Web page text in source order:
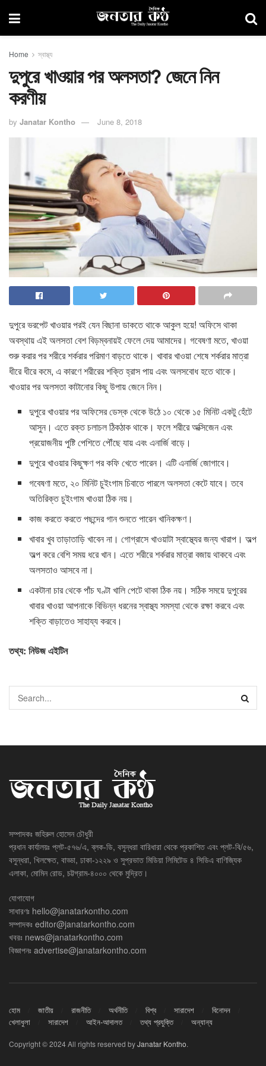
Home স্বাস্থ্য
দুপুরে খাওয়ার পর অলসতা? জেনে নিন
করণীয়
by Janatar Kontho June 8, 2018
দুপুরে ভরপেট খাওয়ার পরই যেন বিছানা ডাকতে থাকে আকুল হয়ে! অফিসে থাকা
অবস্থায় এই অলসতা বেশ বিড়ম্বনায়ই ফেলে দেয় আমাদের। গবেষণা মতে, খাওয়া
শুরু করার পর শরীরে শর্করার পরিমাণ বাড়তে থাকে। খাবার খাওয়া শেষে শর্করার মাত্রা
ধীরে ধীরে কমে, এ কারণে শরীরের শক্তি হ্রাস পায় এবং অলসবোধ হতে থাকে।
খাওয়ার পর অলসতা কাটানোর কিছু উপায় জেনে নিন।
দুপুরে খাওয়ার পর অফিসের ডেস্ক থেকে উঠে ১০ থেকে ১৫ মিনিট একটু হেঁটে
আসুন। এতে রক্ত চলাচল ঠিকঠাক থাকে। ফলে শরীরে অক্সিজেন এবং
প্রয়োজনীয় পুষ্টি পেশিতে পৌঁছে যায় এবং এনার্জি বাড়ে।
দুপুরে খাওয়ার কিছুক্ষণ পর কফি খেতে পারেন। এটি এনার্জি জোগাবে।
গবেষণা মতে, ২০ মিনিট চুইংগাম চিবাতে পারলে অলসতা কেটে যাবে। তবে
অতিরিক্ত চুইংগাম খাওয়া ঠিক নয়।
কাজ করতে করতে পছন্দের গান শুনতে পারেন খানিকক্ষণ।
খাবার খুব তাড়াতাড়ি খাবেন না। গোগ্রাসে খাওয়াটা স্বাস্থ্যের জন্য খারাপ। অল্প
অল্প করে বেশি সময় ধরে খান। এতে শরীরে শর্করার মাত্রা বজায় থাকবে এবং
অলসতাও আসবে না।
একটানা চার থেকে পাঁচ ঘণ্টা খালি পেটে থাকা ঠিক নয়। সঠিক সময়ে দুপুরের
খাবার খাওয়া আপনাকে বিভিন্ন ধরনের স্বাস্থ্য সমস্যা থেকে রক্ষা করবে এবং
শক্তি বাড়াতেও সাহায্য করবে।
তথ্য: নিউজ এইটিন
সম্পাদকঃ জহিরুল হোসেন চৌধুরী
প্রধান কার্যালয়ঃ প্লট-৫৭৬/এ, ব্লক-ডি, বসুন্ধরা বারিধারা থেকে প্রকাশিত এবং প্লট-বি/৫৬,
বসুন্ধরা, খিলক্ষেত, বাড্ডা, ঢাকা-১২২৯ ও সুপ্রভাত মিডিয়া লিমিটেড ৪ সিডিএ বাণিজ্যিক
এলাকা, মোমিন রোড, চট্টগ্রাম-৪০০০ থেকে মুদ্রিত।
যোগাযোগ
সাধারণঃ hello@janatarkontho.com
সম্পাদকঃ editor@janatarkontho.com
খবরঃ news@janatarkontho.com
বিজ্ঞাপনঃ advertise@janatarkontho.com
হোম জাতীয় রাজনীতি অর্থনীতি বিশ্ব সারাদেশ
বিনোদন
খেলাধুলা
সারাদেশ আইন-আদালত তথ্য প্রযুক্তি অন্যান্য
Copyright © 2024 All rights reserved byJanatar Kontho.